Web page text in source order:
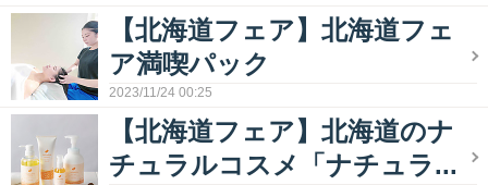
【北海道フェア】北海道フェ
ア満喫パック
2023/11/24 00:25
【北海道フェア】北海道のナ
チュラルコスメ「ナチュラ...